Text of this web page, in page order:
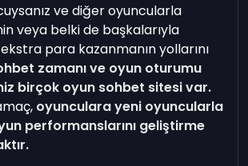
ve diğer oyuncularla
veya belki de başkalarıyla
para kazanmanın yollarını
zamanı ve oyun oturumu
birçok oyun sohbet sitesi var.
oyunculara yeni oyuncularla
performanslarını geliştirme